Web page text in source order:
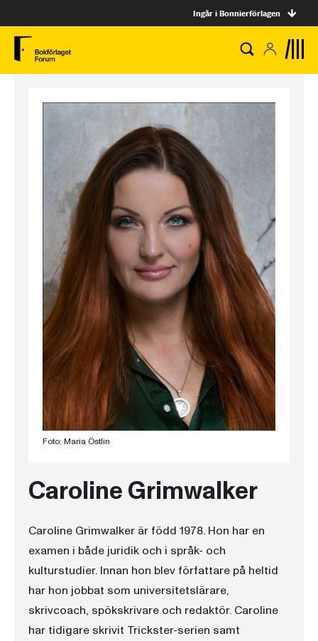
Ingår i Bonnierförlagen
Foto: Maria Östlin
Caroline Grimwalker
Caroline Grimwalker är född 1978. Hon har en
examen i både juridik och i språk- och
kulturstudier. Innan hon blev författare på heltid
har hon jobbat som universitetslärare,
skrivcoach, spökskrivare och redaktör. Caroline
har tidigare skrivit Trickster-serien samt